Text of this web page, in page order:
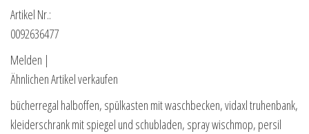
Artikel Nr.:
0092636477
Melden |
Ähnlichen Artikel verkaufen
bücherregal halboffen, spülkasten mit waschbecken, vidaxl truhenbank,
kleiderschrank mit spiegel und schubladen, spray wischmop, persil